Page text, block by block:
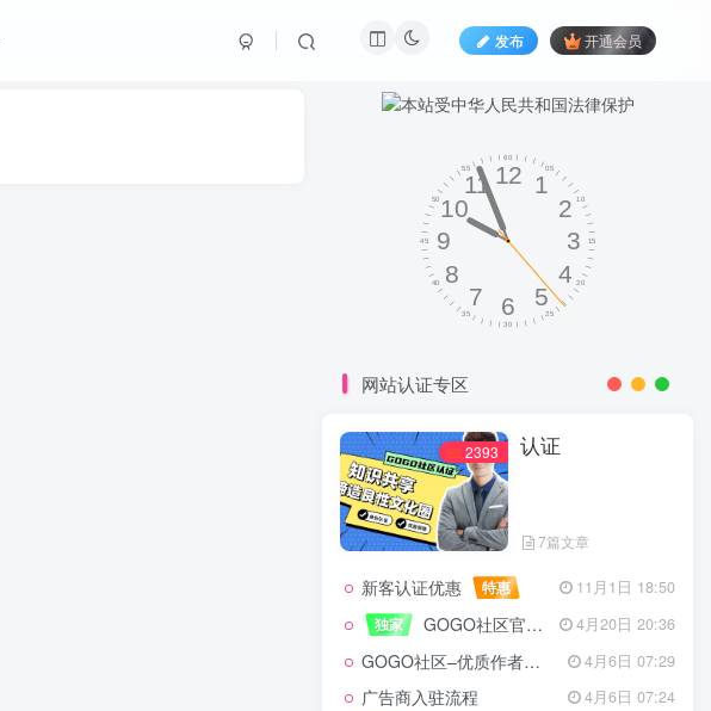
发布 开通会员
网站认证专区
2393 认证
7篇文章
新客认证优惠 特惠
11月1日 18:50
独家
GOGO社区官方成员认证 4月20日 20:36
GOGO社区–优质作者认证 4月6日 07:29
广告商入驻流程
4月6日 07:24